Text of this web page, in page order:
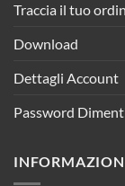
Traccia il tuo
Download
Dettagli Account
Password